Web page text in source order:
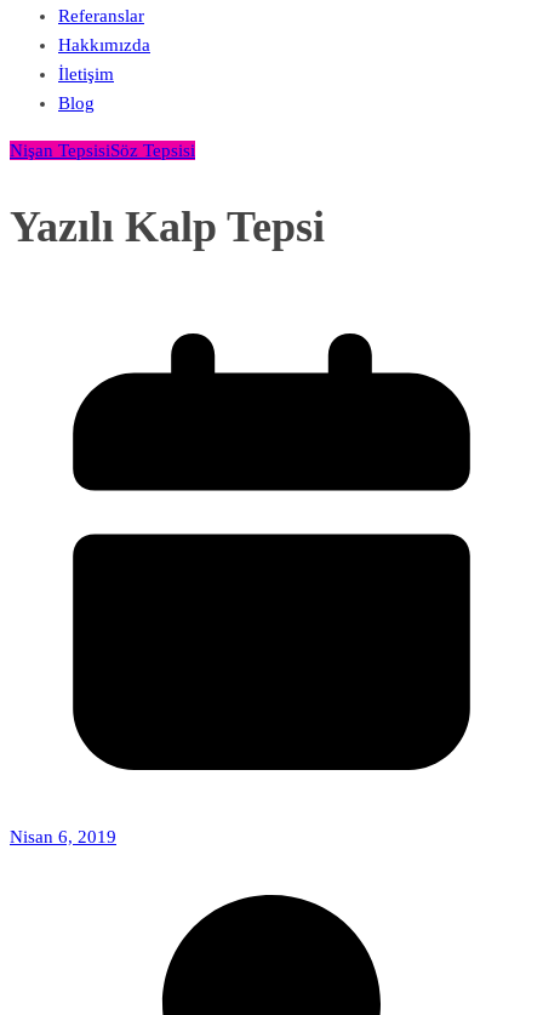
Referanslar
Hakkımızda
İletişim
Blog
Nişan TepsisiSöz Tepsisi
Yazılı Kalp Tepsi
Nisan 6, 2019